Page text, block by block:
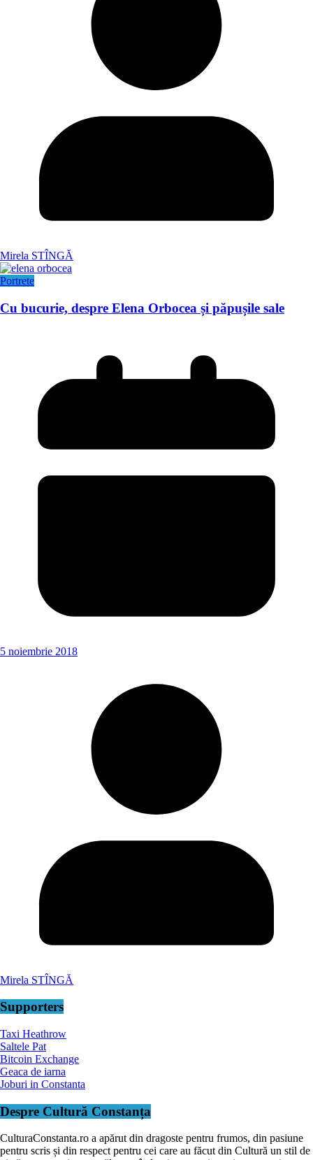
Mirela STÎNGĂ
Portrete
Cu bucurie, despre Elena Orbocea și păpușile sale
5 noiembrie 2018
Mirela STÎNGĂ
Supporters
Taxi Heathrow
Saltele Pat
Bitcoin Exchange
Geaca de iarna
Joburi in Constanta
Despre Cultură Constanța
CulturaConstanta.ro a apărut din dragoste pentru frumos, din pasiune
pentru scris și din respect pentru cei care au făcut din Cultură un stil de